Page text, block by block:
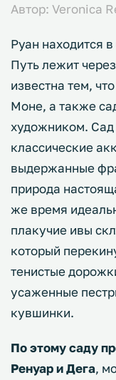
Автор: Veronica
Руан находится
Путь лежит
известна тем,
Моне, а также
художником.
классические
выдержанные
природа
же время
плакучие ивы
который
тенистые
усаженные
кувшинки.
По этому саду
Ренуар и Дега,